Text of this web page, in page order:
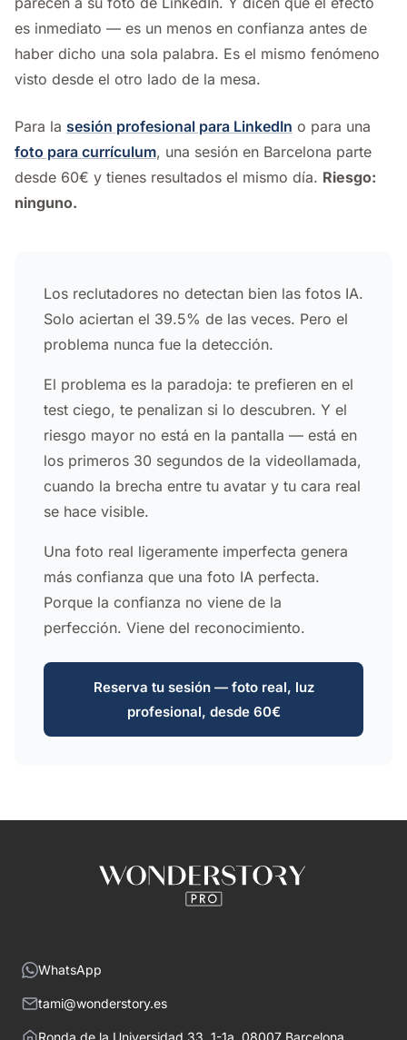
es inmediato — es un menos en confianza antes de
haber dicho una sola palabra. Es el mismo fenómeno
visto desde el otro lado de la mesa.
Para la sesión profesional para LinkedIn o para una
foto para currículum, una sesión en Barcelona parte
desde 60€ y tienes resultados el mismo día. Riesgo:
ninguno.
Los reclutadores no detectan bien las fotos IA.
Solo aciertan el 39.5% de las veces. Pero el
problema nunca fue la detección.
El problema es la paradoja: te prefieren en el
test ciego, te penalizan si lo descubren. Y el
riesgo mayor no está en la pantalla — está en
los primeros 30 segundos de la videollamada,
cuando la brecha entre tu avatar y tu cara real
se hace visible.
Una foto real ligeramente imperfecta genera
más confianza que una foto IA perfecta.
Porque la confianza no viene de la
perfección. Viene del reconocimiento.
Reserva tu sesión — foto real, luz
profesional, desde 60€
WhatsApp
tami@wonderstory.es